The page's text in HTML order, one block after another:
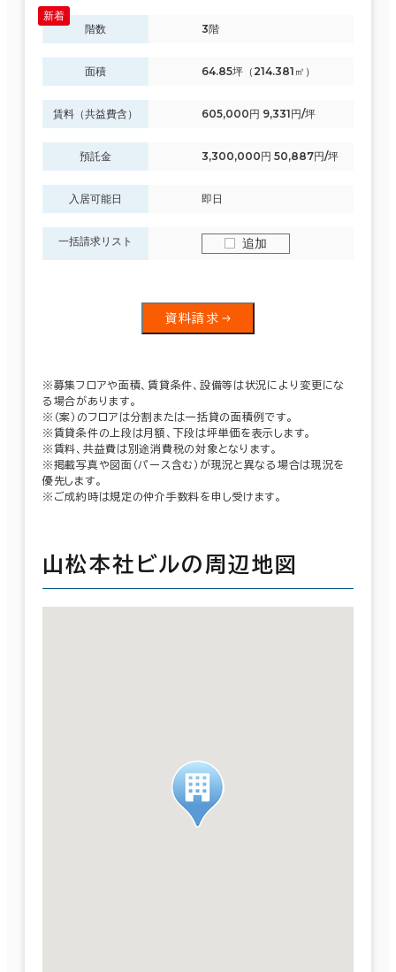
階数 3階
面積 64.85坪（214.381㎡）
賃料（共益費含） 605,000円 9,331円/坪
預託金 3,300,000円 50,887円/坪
入居可能日 即日
一括請求リスト 追加
資料請求
※募集フロアや面積、賃貸条件、設備等は状況により変更にな
る場合があります。
※（案）のフロアは分割または一括貸の面積例です。
※賃貸条件の上段は月額、下段は坪単価を表示します。
※賃料、共益費は別途消費税の対象となります。
※掲載写真や図面（パース含む）が現況と異なる場合は現況を
優先します。
※ご成約時は規定の仲介手数料を申し受けます。
山松本社ビルの周辺地図